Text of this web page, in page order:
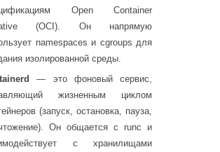
Open Container
(OCI). Он напрямую
namespaces и cgroups для
изолированной среды.
— это фоновый сервис,
жизненным циклом
(запуск, остановка, пауза,
Он общается с runc и
с хранилищами